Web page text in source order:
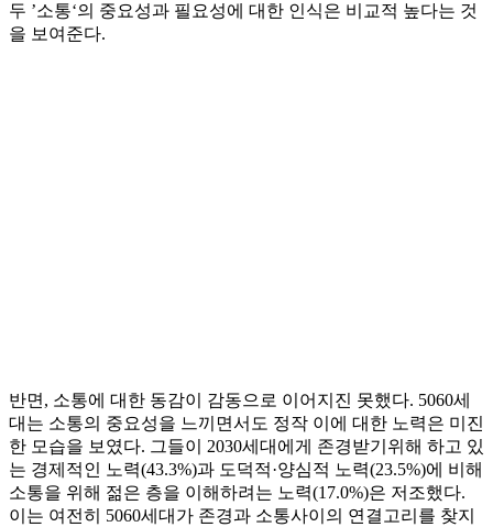
두 ’소통‘의 중요성과 필요성에 대한 인식은 비교적 높다는 것
을 보여준다.
반면, 소통에 대한 동감이 감동으로 이어지진 못했다. 5060세
대는 소통의 중요성을 느끼면서도 정작 이에 대한 노력은 미진
한 모습을 보였다. 그들이 2030세대에게 존경받기위해 하고 있
는 경제적인 노력(43.3%)과 도덕적·양심적 노력(23.5%)에 비해
소통을 위해 젊은 층을 이해하려는 노력(17.0%)은 저조했다.
이는 여전히 5060세대가 존경과 소통사이의 연결고리를 찾지